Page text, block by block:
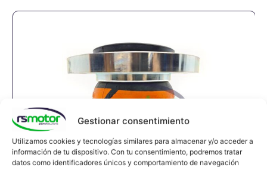
Gestionar consentimiento
Utilizamos cookies y tecnologías similares para almacenar y/o acceder a
información de tu dispositivo. Con tu consentimiento, podremos tratar
datos como identificadores únicos y comportamiento de navegación